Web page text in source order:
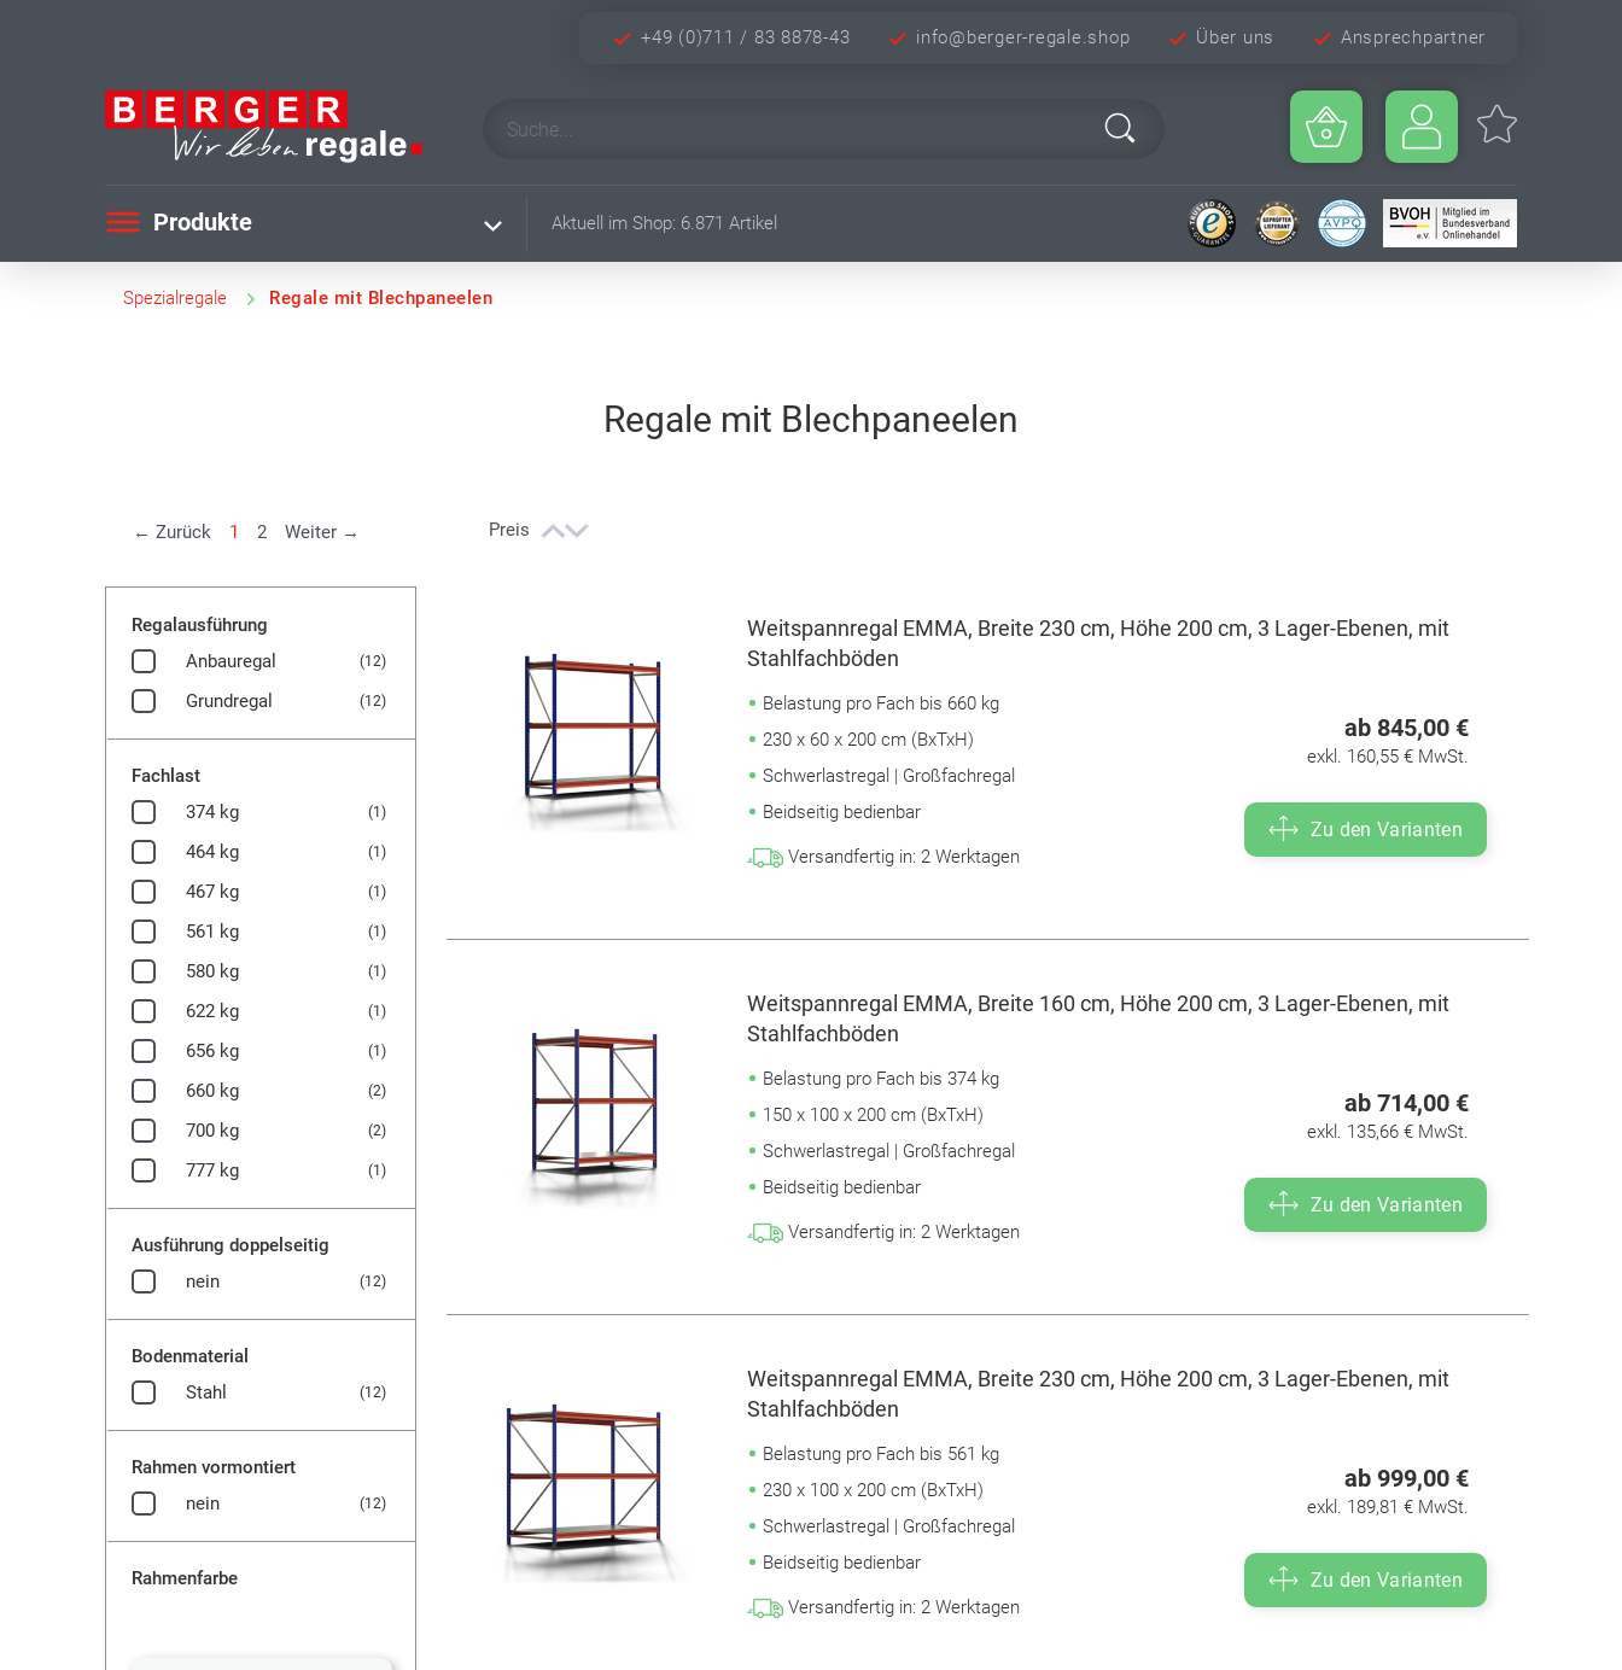
+49 (0)711 / 83 8878-43 info@berger-regale.shop Über uns Ansprechpartner
Produkte Aktuell im Shop: 6.871 Artikel
Spezialregale Regale mit Blechpaneelen
Regale mit Blechpaneelen
← Zurück 1 2 Weiter →
Regalausführung
Anbauregal
(12)
Grundregal (12)
Fachlast
374 kg
(1)
464 kg (1)
467 kg (1)
561 kg (1)
580 kg (1)
622 kg (1)
656 kg (1)
660 kg (2)
700 kg (2)
777 kg (1)
Ausführung doppelseitig
nein
(12)
Bodenmaterial
Stahl
(12)
Rahmen vormontiert
nein
(12)
Rahmenfarbe
Preis
Weitspannregal EMMA, Breite 230 cm, Höhe 200 cm, 3 Lager-Ebenen, mit
Stahlfachböden
Belastung pro Fach bis 660 kg
230 x 60 x 200 cm (BxTxH)
Schwerlastregal | Großfachregal
Beidseitig bedienbar
Versandfertig in: 2 Werktagen
ab 845,00 €
exkl. 160,55 € MwSt.
Zu den Varianten
Weitspannregal EMMA, Breite 160 cm, Höhe 200 cm, 3 Lager-Ebenen, mit
Stahlfachböden
Belastung pro Fach bis 374 kg
150 x 100 x 200 cm (BxTxH)
Schwerlastregal | Großfachregal
Beidseitig bedienbar
Versandfertig in: 2 Werktagen
ab 714,00 €
exkl. 135,66 € MwSt.
Zu den Varianten
Weitspannregal EMMA, Breite 230 cm, Höhe 200 cm, 3 Lager-Ebenen, mit
Stahlfachböden
Belastung pro Fach bis 561 kg
230 x 100 x 200 cm (BxTxH)
Schwerlastregal | Großfachregal
Beidseitig bedienbar
Versandfertig in: 2 Werktagen
ab 999,00 €
exkl. 189,81 € MwSt.
Zu den Varianten